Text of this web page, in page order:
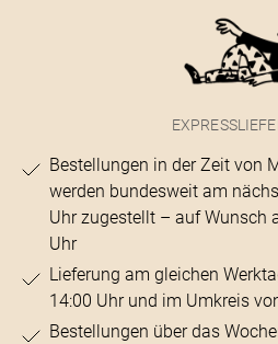
Bestellungen in der Zeit von
werden bundesweit am
Uhr zugestellt – auf Wunsch
Uhr
Lieferung am gleichen
14:00 Uhr und im Umkreis
Bestellungen über das